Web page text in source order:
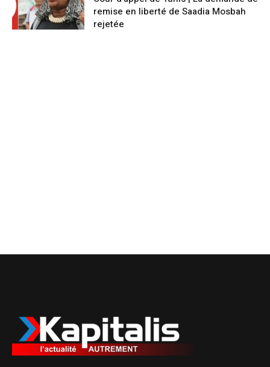
remise en liberté de Saadia Mosbah
rejetée